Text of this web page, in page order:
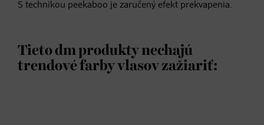
S technikou peekaboo je zaručený efekt prekvapenia.
Tieto dm produkty nechajú
trendové farby vlasov zažiariť: